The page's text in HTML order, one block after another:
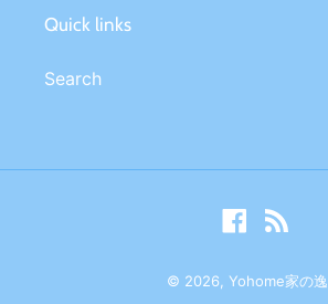
Quick links
Search
Facebook
© 2026, Yohome家の逸